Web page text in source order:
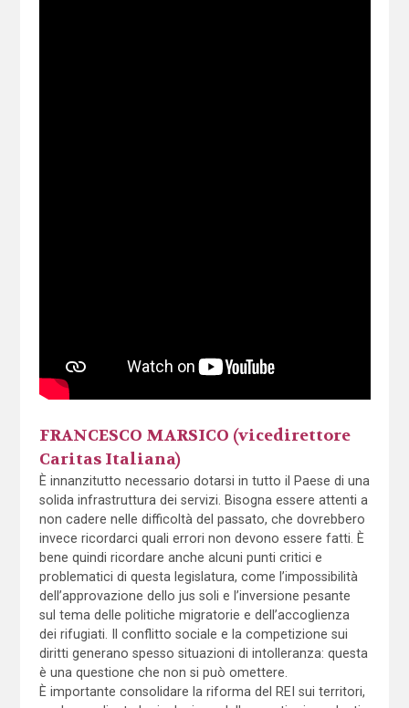
FRANCESCO MARSICO (vicedirettore
Caritas Italiana)
È innanzitutto necessario dotarsi in tutto il Paese di una
solida infrastruttura dei servizi. Bisogna essere attenti a
non cadere nelle difficoltà del passato, che dovrebbero
invece ricordarci quali errori non devono essere fatti. È
bene quindi ricordare anche alcuni punti critici e
problematici di questa legislatura, come l’impossibilità
dell’approvazione dello jus soli e l’inversione pesante
sul tema delle politiche migratorie e dell’accoglienza
dei rifugiati. Il conflitto sociale e la competizione sui
diritti generano spesso situazioni di intolleranza: questa
è una questione che non si può omettere.
È importante consolidare la riforma del REI sui territori,